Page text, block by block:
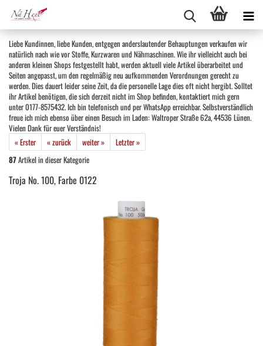
Liebe Kundinnen, liebe Kunden, entgegen anderslautender Behauptungen verkaufen wir
natürlich nach wie vor Stoffe, Kurzwaren und Nähmaschinen. Wie ihr vielleicht auch bei
anderen kleinen Shops festgestellt habt, werden aktuell viele Artikel überarbeitet und
Seiten angepasst, um den regelmäßig neu aufkommenden Verordnungen gerecht zu
werden. Dies dauert leider seine Zeit, da die personelle Lage dies oft nicht hergibt. Solltet
ihr Artikel benötigen, die sich derzeit nicht im Shop befinden, kontaktiert mich gern
unter 0177-8575432. Ich bin telefonisch und per WhatsApp erreichbar. Selbstverständlich
freue ich mich ebenso über einen Besuch im Laden: Waltroper Straße 62a, 44536 Lünen.
Vielen Dank für euer Verständnis!
« Erster
« zurück weiter »
Letzter »
87Artikel in dieser Kategorie
Troja No. 100, Farbe 0122